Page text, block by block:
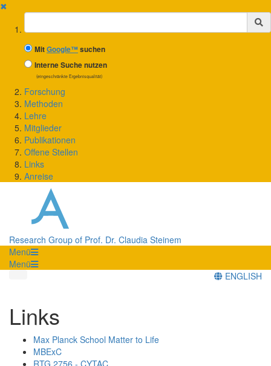
✖
Suchbegriff
MitGoogle™suchen
Interne Suche nutzen
(eingeschränkte Ergebnisqualität)
Forschung
Methoden
Lehre
Mitglieder
Publikationen
Offene Stellen
Links
Anreise
Research Group of Prof. Dr. Claudia Steinem
Menü
Menü
ENGLISH
Links
Max Planck School Matter to Life
MBExC
RTG 2756 - CYTAC